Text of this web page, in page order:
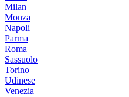
Milan
Monza
Napoli
Parma
Roma
Sassuolo
Torino
Udinese
Venezia